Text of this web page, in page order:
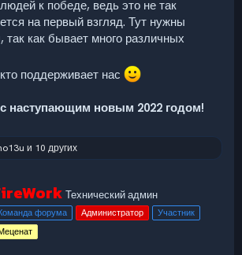
к победе, ведь это не так
на первый взгляд. Тут нужны
как бывает много различных
поддерживает нас
наступающим новым 2022 годом!
и 10 других
Технический админ
форума Администратор
Участник